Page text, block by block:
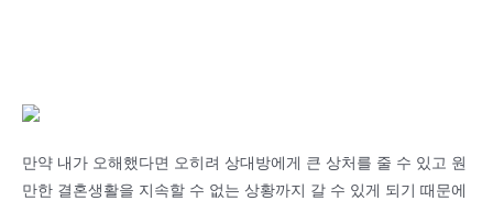
만약 내가 오해했다면 오히려 상대방에게 큰 상처를 줄 수 있고 원
만한 결혼생활을 지속할 수 없는 상황까지 갈 수 있게 되기 때문에